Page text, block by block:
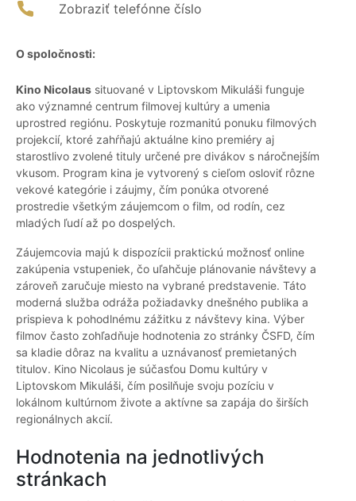
Zobraziť telefónne číslo
O spoločnosti:
Kino Nicolaus situované v Liptovskom Mikuláši funguje
ako významné centrum filmovej kultúry a umenia
uprostred regiónu. Poskytuje rozmanitú ponuku filmových
projekcií, ktoré zahŕňajú aktuálne kino premiéry aj
starostlivo zvolené tituly určené pre divákov s náročnejším
vkusom. Program kina je vytvorený s cieľom osloviť rôzne
vekové kategórie i záujmy, čím ponúka otvorené
prostredie všetkým záujemcom o film, od rodín, cez
mladých ľudí až po dospelých.
Záujemcovia majú k dispozícii praktickú možnosť online
zakúpenia vstupeniek, čo uľahčuje plánovanie návštevy a
zároveň zaručuje miesto na vybrané predstavenie. Táto
moderná služba odráža požiadavky dnešného publika a
prispieva k pohodlnému zážitku z návštevy kina. Výber
filmov často zohľadňuje hodnotenia zo stránky ČSFD, čím
sa kladie dôraz na kvalitu a uznávanosť premietaných
titulov. Kino Nicolaus je súčasťou Domu kultúry v
Liptovskom Mikuláši, čím posilňuje svoju pozíciu v
lokálnom kultúrnom živote a aktívne sa zapája do širších
regionálnych akcií.
Hodnotenia na jednotlivých
stránkach